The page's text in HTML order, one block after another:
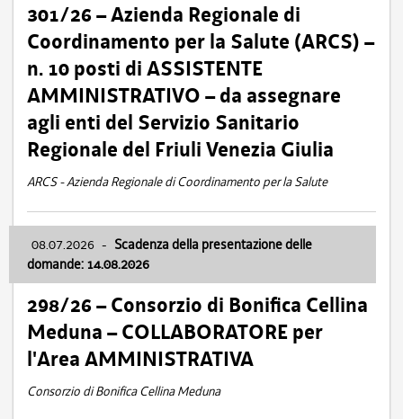
301/26 – Azienda Regionale di
Coordinamento per la Salute (ARCS) –
n. 10 posti di ASSISTENTE
AMMINISTRATIVO – da assegnare
agli enti del Servizio Sanitario
Regionale del Friuli Venezia Giulia
ARCS - Azienda Regionale di Coordinamento per la Salute
08.07.2026 - Scadenza della presentazione delle
domande: 14.08.2026
298/26 – Consorzio di Bonifica Cellina
Meduna – COLLABORATORE per
l'Area AMMINISTRATIVA
Consorzio di Bonifica Cellina Meduna